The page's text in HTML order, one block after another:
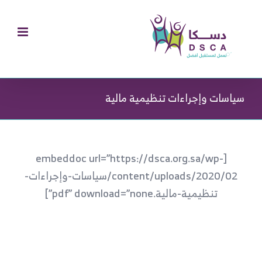
content
سياسات وإجراءات تنظيمية مالية
[embeddoc url=”https://dsca.org.sa/wp-
content/uploads/2020/02/سياسات-وإجراءات-
تنظيمية-مالية.pdf” download=”none”]